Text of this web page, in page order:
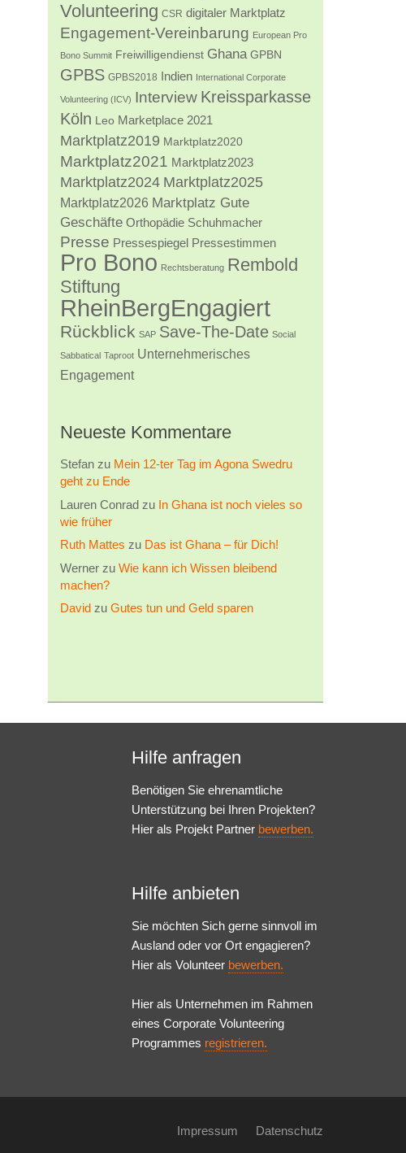
Volunteering CSR digitaler Marktplatz
Engagement-Vereinbarung European Pro
Bono Summit Freiwilligendienst Ghana GPBN
GPBS GPBS2018 Indien International Corporate
Volunteering (ICV) Interview Kreissparkasse
Köln Leo Marketplace 2021
Marktplatz2019 Marktplatz2020
Marktplatz2021 Marktplatz2023
Marktplatz2024 Marktplatz2025
Marktplatz2026 Marktplatz Gute
Geschäfte Orthopädie Schuhmacher
Presse Pressespiegel Pressestimmen
Pro Bono Rechtsberatung Rembold
Stiftung
RheinBergEngagiert
Rückblick SAP Save-The-Date Social
Sabbatical Taproot Unternehmerisches
Engagement
Neueste Kommentare
Stefanzu Mein 12-ter Tag im Agona Swedru
geht zu Ende
Lauren Conradzu In Ghana ist noch vieles so
wie früher
Ruth Mattes zu Das ist Ghana – für Dich!
Wernerzu Wie kann ich Wissen bleibend
machen?
Davidzu Gutes tun und Geld sparen
Hilfe anfragen
Benötigen Sie ehrenamtliche
Unterstützung bei Ihren Projekten?
Hier als Projekt Partner bewerben.
Hilfe anbieten
Sie möchten Sich gerne sinnvoll im
Ausland oder vor Ort engagieren?
Hier als Volunteer bewerben.
Hier als Unternehmen im Rahmen
eines Corporate Volunteering
Programmes registrieren.
Impressum Datenschutz